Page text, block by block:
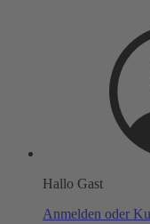
Hallo Gast
Anmelden oder